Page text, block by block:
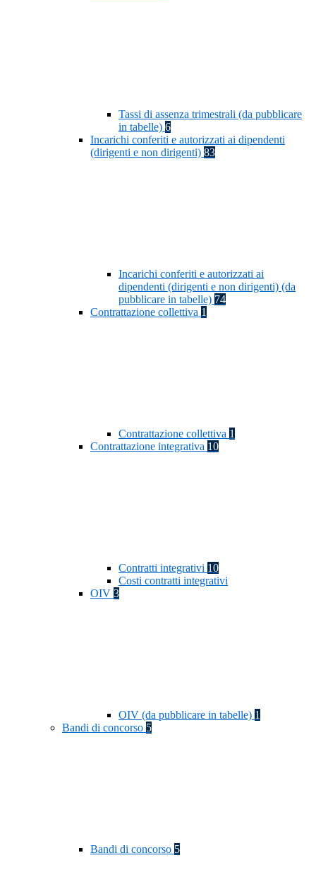
Tassi di assenza trimestrali (da pubblicare
in tabelle) 6
Incarichi conferiti e autorizzati ai dipendenti
(dirigenti e non dirigenti) 83
Incarichi conferiti e autorizzati ai
dipendenti (dirigenti e non dirigenti) (da
pubblicare in tabelle) 74
Contrattazione collettiva 1
Contrattazione collettiva 1
Contrattazione integrativa 10
Contratti integrativi 10
Costi contratti integrativi
OIV 3
OIV (da pubblicare in tabelle) 1
Bandi di concorso 5
Bandi di concorso 5